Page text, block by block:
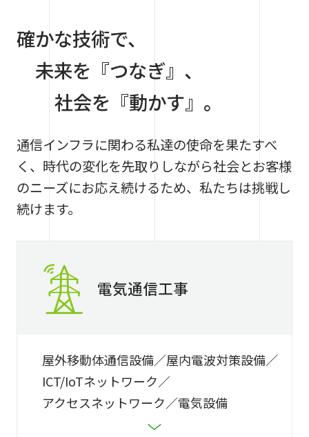
確かな技術で、
未来を『つなぎ』、
社会を『動かす』。
通信インフラに関わる私達の使命を果たすべ
く、 時代の変化を先取りしながら社会とお客様
のニーズにお応え続けるため、 私たちは挑戦し
続けます。
電気通信工事
屋外移動体通信設備
屋内電波対策設備
ICT/IoTネットワーク
アクセスネットワーク
電気設備